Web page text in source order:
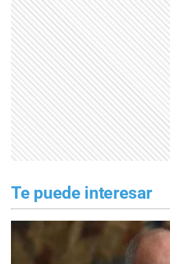
Te puede interesar